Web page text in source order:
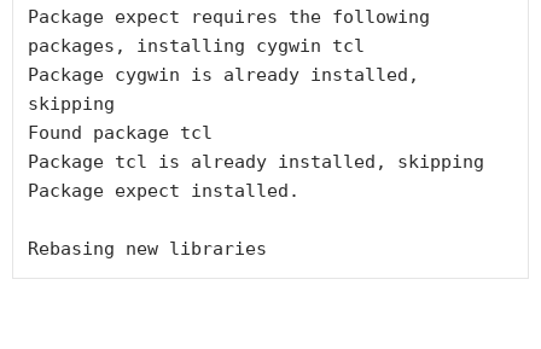
Package expect requires the following
packages, installing cygwin tcl
Package cygwin is already installed,
skipping
Found package tcl
Package tcl is already installed, skipping
Package expect installed.